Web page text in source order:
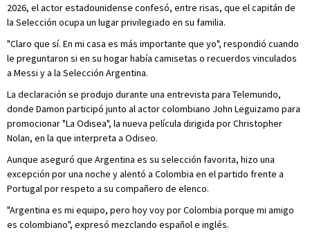
2026, el actor estadounidense confesó, entre risas, que el capitán de
la Selección ocupa un lugar privilegiado en su familia.
"Claro que sí. En mi casa es más importante que yo", respondió cuando
le preguntaron si en su hogar había camisetas o recuerdos vinculados
a Messi y a la Selección Argentina.
La declaración se produjo durante una entrevista para Telemundo,
donde Damon participó junto al actor colombiano John Leguizamo para
promocionar "La Odisea", la nueva película dirigida por Christopher
Nolan, en la que interpreta a Odiseo.
Aunque aseguró que Argentina es su selección favorita, hizo una
excepción por una noche y alentó a Colombia en el partido frente a
Portugal por respeto a su compañero de elenco.
"Argentina es mi equipo, pero hoy voy por Colombia porque mi amigo
es colombiano", expresó mezclando español e inglés.